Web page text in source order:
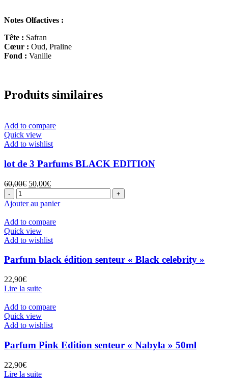
Notes Olfactives :
Tête : Safran
Cœur : Oud, Praline
Fond : Vanille
Produits similaires
Add to compare
Quick view
Add to wishlist
lot de 3 Parfums BLACK EDITION
60,00€ Le
initial
était :
60,00€.
50,00€Le
actuel
50,00€.
quantité
de
de
3
Parfums
EDITION
Ajouter au panier
Add to compare
Quick view
Add to wishlist
Parfum black édition senteur « Black celebrity »
22,90€
Lire la suite
Add to compare
Quick view
Add to wishlist
Parfum Pink Edition senteur « Nabyla » 50ml
22,90€
Lire la suite